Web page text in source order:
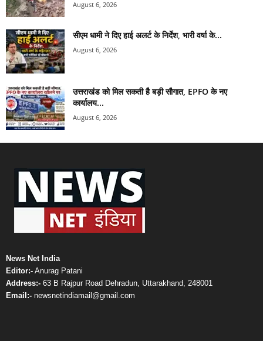
August 6, 2026
सीएम धामी ने दिए हाई अलर्ट के निर्देश, भारी वर्षा के...
August 6, 2026
उत्तराखंड को मिल सकती है बड़ी सौगात, EPFO के नए
कार्यालय...
August 6, 2026
News Net India
Editor:- Anurag Patani
Address:- 63 B Rajpur Road Dehradun, Uttarakhand, 248001
Email:- newsnetindiamail@gmail.com